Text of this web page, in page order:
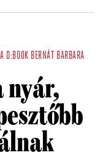
D:BOOK BERNÁT BARBARA
nyár,